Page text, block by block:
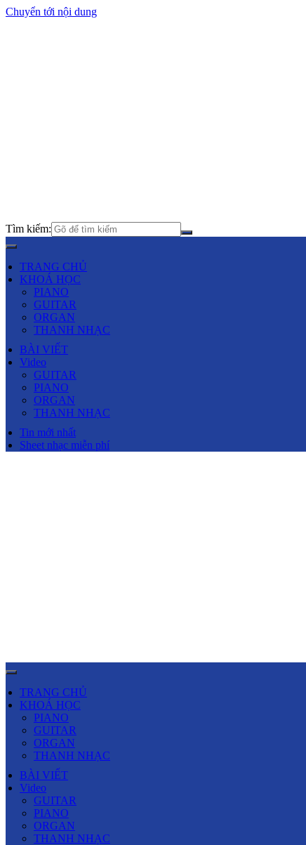
Chuyển tới nội dung
Tìm kiếm:
TRANG CHỦ
KHOÁ HỌC
PIANO
GUITAR
ORGAN
THANH NHẠC
BÀI VIẾT
Video
GUITAR
PIANO
ORGAN
THANH NHẠC
Tin mới nhất
Sheet nhạc miễn phí
TRANG CHỦ
KHOÁ HỌC
PIANO
GUITAR
ORGAN
THANH NHẠC
BÀI VIẾT
Video
GUITAR
PIANO
ORGAN
THANH NHẠC